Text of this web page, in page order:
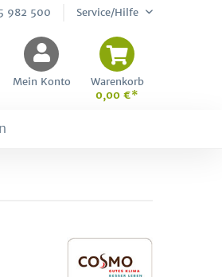
982 500 Service/Hilfe
Mein Konto
Warenkorb
0,00 €*